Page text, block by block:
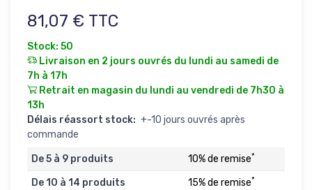
81,07 € TTC
Stock: 50
Livraison en 2 jours ouvrés du lundi au samedi de
7h à 17h
Retrait en magasin du lundi au vendredi de 7h30 à
13h
Délais réassort stock: +-10 jours ouvrés après
commande
De 5 à 9 produits 10% de remise*
De 10 à 14 produits 15% de remise*